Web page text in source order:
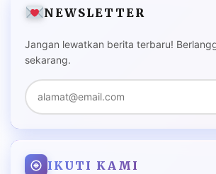
NEWSLETTER
Jangan lewatkan berita terbaru!
sekarang.
IKUTI KAMI